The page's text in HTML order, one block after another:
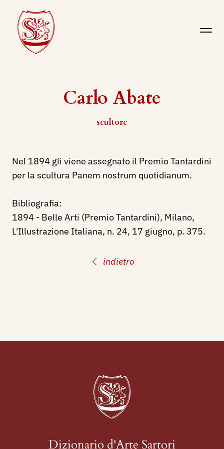
Carlo Abate
scultore
indietro
Nel 1894 gli viene assegnato il Premio Tantardini
per la scultura Panem nostrum quotidianum.
Bibliografia:
1894 - Belle Arti (Premio Tantardini), Milano,
L'Illustrazione Italiana, n. 24, 17 giugno, p. 375.
Dizionario d'Arte Sartori